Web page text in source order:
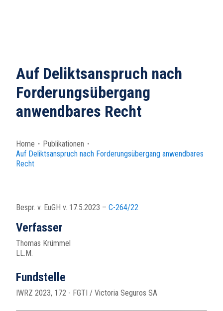
Auf Deliktsanspruch nach
Forderungsübergang
anwendbares Recht
Home ・ Publikationen ・
Auf Deliktsanspruch nach Forderungsübergang anwendbares
Recht
Bespr. v. EuGH v. 17.5.2023 – C-264/22
Verfasser
Thomas Krümmel
LL.M.
Fundstelle
IWRZ 2023, 172 - FGTI / Victoria Seguros SA